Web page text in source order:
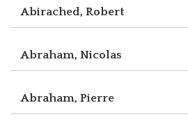
Abirached, Robert
Abraham, Nicolas
Abraham, Pierre